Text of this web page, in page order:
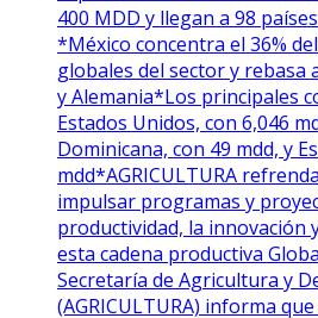
400 MDD y llegan a 98
*México concentra el 36%
globales del sector y rebasa
y Alemania*Los principales
Estados Unidos, con 6,046
Dominicana, con 49 mdd, y
mdd*AGRICULTURA
impulsar programas y
productividad, la innovación
esta cadena productiva
Secretaría de Agricultura y
(AGRICULTURA) informa